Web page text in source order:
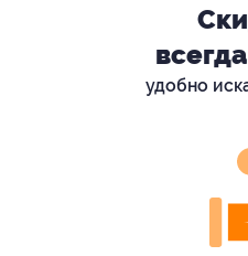
удобно